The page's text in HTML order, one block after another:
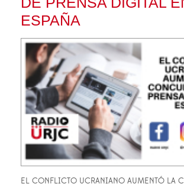
ESPAÑA
EL CONFLICTO UCRANIANO AUMENTÓ LA